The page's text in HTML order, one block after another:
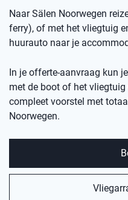
Naar Sälen Noorwegen
ferry), of met het vliegtuig
huurauto naar je
In je offerte-aanvraag kun
met de boot of het
compleet voorstel met
Noorwegen.